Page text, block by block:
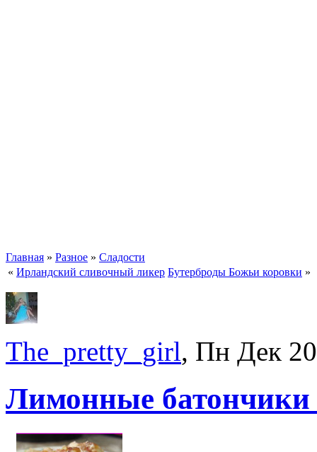
Главная » Разное » Сладости
« Ирландский сливочный ликер Бутерброды Божьи коровки »
The_pretty_girl, Пн Дек
Лимонные